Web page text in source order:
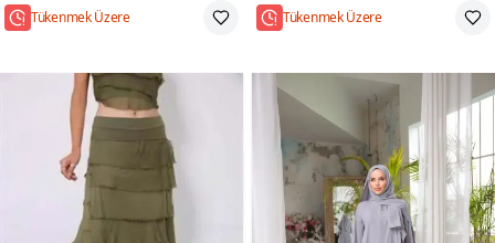
Hızlı Kargo Standart